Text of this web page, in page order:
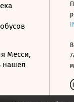
Месси,
нашел